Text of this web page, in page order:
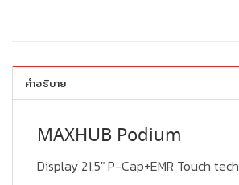
คำอธิบาย
MAXHUB Podium
Display 21.5″ P-Cap+EMR Touch tech